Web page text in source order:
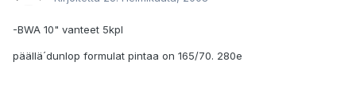
-BWA 10" vanteet 5kpl
päällä´dunlop formulat pintaa on 165/70. 280e